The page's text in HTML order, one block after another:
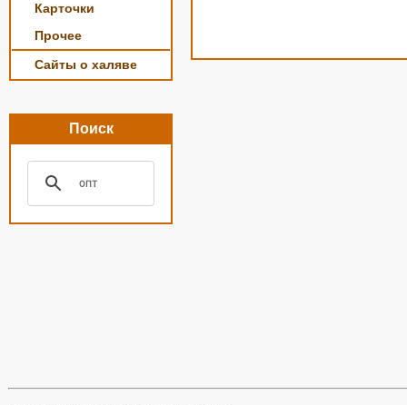
Карточки
Прочее
Сайты о халяве
Поиск